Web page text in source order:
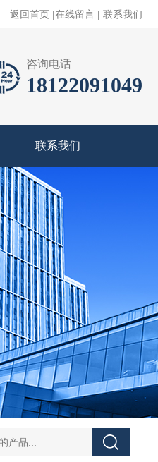
返回首页 |在线留言 | 联系我们
咨询电话
18122091049
联系我们
L-00/01/02/03DAICO大浩研